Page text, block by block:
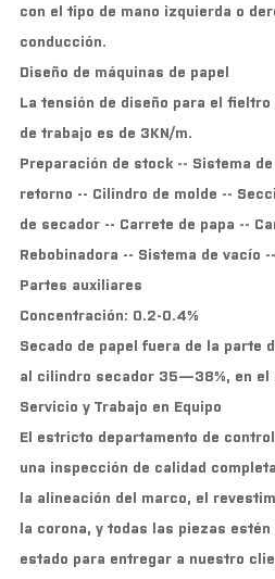
con el tipo de mano izquierda o
conducción.
Diseño de máquinas de papel
La tensión de diseño para el
de trabajo es de 3KN/m.
Preparación de stock -- Sistema
retorno -- Cilindro de molde --
de secador -- Carrete de papa --
Rebobinadora -- Sistema de vacío
Partes auxiliares
Concentración: 0.2-0.4%
Secado de papel fuera de la parte
al cilindro secador 35—38%, en
Servicio y Trabajo en Equipo
El estricto departamento de
una inspección de calidad
la alineación del marco, el
la corona, y todas las piezas
estado para entregar a nuestro